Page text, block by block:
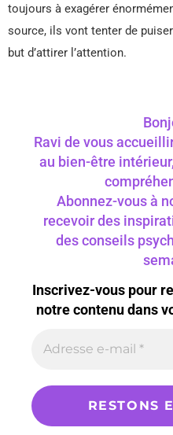
toujours à exagérer
source, ils vont tenter de
but d’attirer l’attention.
Ravi de vous
au bien-être
Abonnez-vous à
recevoir des
des conseils
Inscrivez-vous pour
notre contenu dans